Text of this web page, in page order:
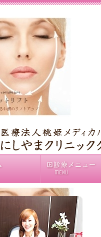
診療メニュー
MENU